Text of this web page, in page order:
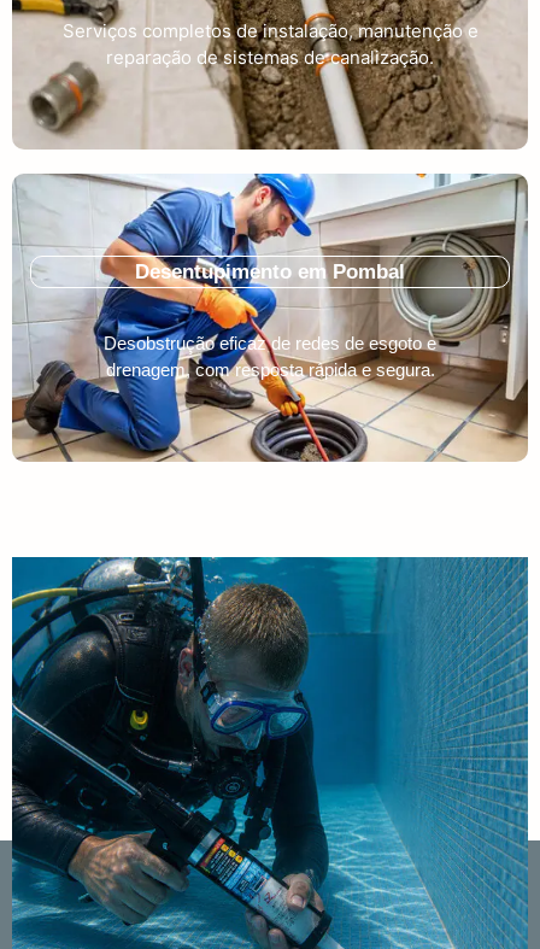
Serviços completos de instalação, manutenção e
reparação de sistemas de canalização.
Desentupimento em Pombal
Desobstrução eficaz de redes de esgoto e
drenagem, com resposta rápida e segura.